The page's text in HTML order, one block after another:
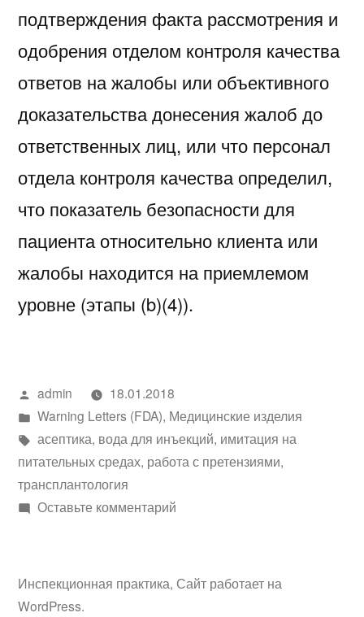
подтверждения факта рассмотрения и
одобрения отделом контроля качества
ответов на жалобы или объективного
доказательства донесения жалоб до
ответственных лиц, или что персонал
отдела контроля качества определил,
что показатель безопасности для
пациента относительно клиента или
жалобы находится на приемлемом
уровне (этапы (b)(4)).
Написано
автором
admin
18.01.2018
Написано
в
Warning Letters (FDA), Медицинские изделия
Метки:
асептика, вода для инъекций, имитация на
питательных средах, работа с претензиями,
трансплантология
Оставьте комментарийк
№535013
Инспекционная практика, Сайт работает на
WordPress.